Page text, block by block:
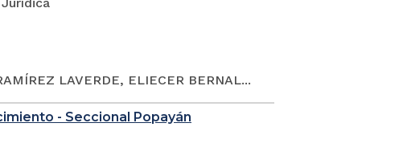
LAVERDE, ELIECER BERNAL...
- Seccional Popayán